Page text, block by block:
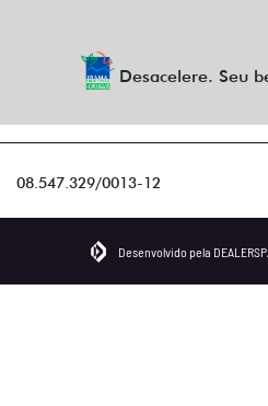
Desacelere. Seu
08.547.329/0013-12
Desenvolvido pela